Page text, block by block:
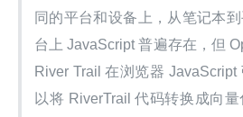
同的平台和设备上，从笔记本
台上 JavaScript 普遍存在，但
River Trail 在浏览器
以将 RiverTrail 代码转换成向